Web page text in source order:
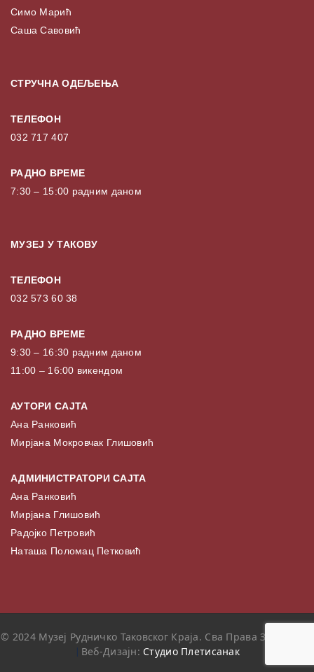
Симо Марић
Саша Савовић
СТРУЧНА ОДЕЉЕЊА
ТЕЛЕФОН
032 717 407
РАДНО ВРЕМЕ
7:30 – 15:00 радним даном
МУЗЕЈ У ТАКОВУ
ТЕЛЕФОН
032 573 60 38
РАДНО ВРЕМЕ
9:30 – 16:30 радним даном
11:00 – 16:00 викендом
АУТОРИ САЈТА
Ана Ранковић
Мирјана Мокровчак Глишовић
АДМИНИСТРАТОРИ САЈТА
Ана Ранковић
Мирјана Глишовић
Радојко Петровић
Наташа Поломац Петковић
© 2024 Музеј Рудничко Таковског Краја. Сва Права Задржана.
| Веб-Дизајн: Студио Плетисанак